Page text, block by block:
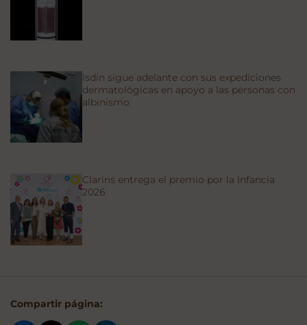
Isdin sigue adelante con sus expediciones
dermatológicas en apoyo a las personas con
albinismo
Clarins entrega el premio por la Infancia
2026
Compartir página: